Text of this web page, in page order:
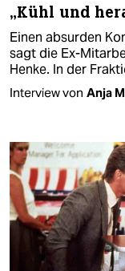
„Kühl und
Einen absurden
sagt die Ex-
Henke. In der
Interview von Anja